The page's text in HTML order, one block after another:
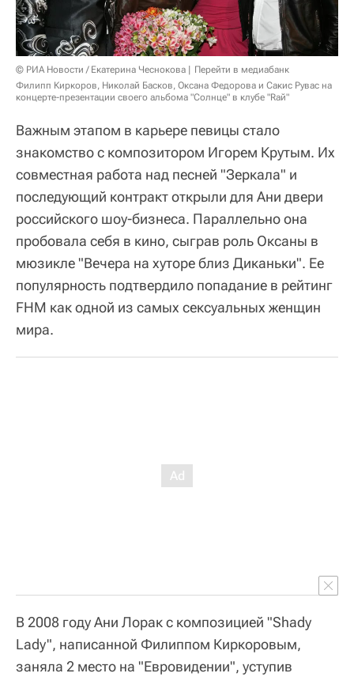
© РИА Новости / Екатерина Чеснокова
Перейти в медиабанк
Филипп Киркоров, Николай Басков, Оксана Федорова и Сакис Рувас на
концерте-презентации своего альбома "Солнце" в клубе "Rай"
Важным этапом в карьере певицы стало
знакомство с композитором Игорем Крутым. Их
совместная работа над песней "Зеркала" и
последующий контракт открыли для Ани двери
российского шоу-бизнеса. Параллельно она
пробовала себя в кино, сыграв роль Оксаны в
мюзикле "Вечера на хуторе близ Диканьки". Ее
популярность подтвердило попадание в рейтинг
FHM как одной из самых сексуальных женщин
мира.
В 2008 году Ани Лорак с композицией "Shady
Lady", написанной Филиппом Киркоровым,
заняла 2 место на "Евровидении", уступив